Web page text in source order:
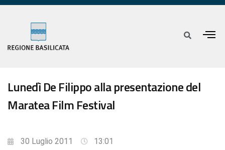
Lunedì De Filippo alla presentazione del
Maratea Film Festival
30 Luglio 2011 13:01